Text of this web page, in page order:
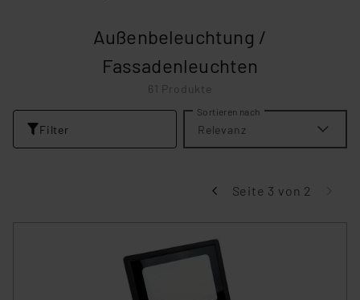
Außenbeleuchtung /
Fassadenleuchten
61 Produkte
Filter
Sortieren nach
Relevanz
Seite 3 von 2